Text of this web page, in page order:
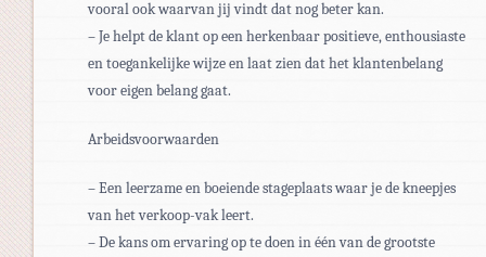
vooral ook waarvan jij vindt dat nog beter kan.
– Je helpt de klant op een herkenbaar positieve, enthousiaste
en toegankelijke wijze en laat zien dat het klantenbelang
voor eigen belang gaat.
Arbeidsvoorwaarden
– Een leerzame en boeiende stageplaats waar je de kneepjes
van het verkoop-vak leert.
– De kans om ervaring op te doen in één van de grootste